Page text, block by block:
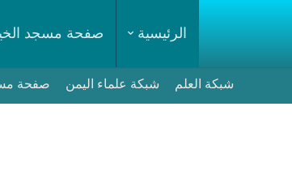
الرئيسية صفحة مسجد
شبكة العلم شبكة علماء اليمن صفحة